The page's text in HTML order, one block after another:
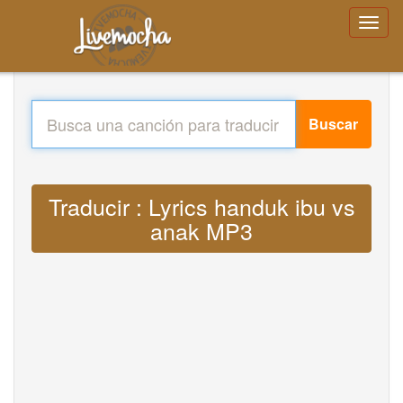
Buscar
Traducir : Lyrics handuk ibu vs
anak MP3